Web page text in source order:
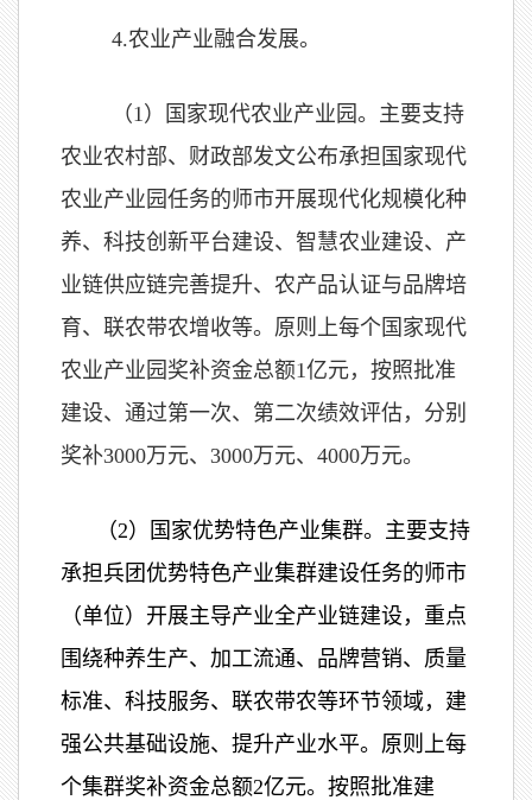
4.农业产业融合发展。
（1）国家现代农业产业园。主要支持
农业农村部、财政部发文公布承担国家现代
农业产业园任务的师市开展现代化规模化种
养、科技创新平台建设、智慧农业建设、产
业链供应链完善提升、农产品认证与品牌培
育、联农带农增收等。原则上每个国家现代
农业产业园奖补资金总额1亿元，按照批准
建设、通过第一次、第二次绩效评估，分别
奖补3000万元、 3000万元、 4000万元。
（2）国家优势特色产业集群。主要支持
承担兵团优势特色产业集群建设任务的师市
（单位）开展主导产业全产业链建设，重点
围绕种养生产、加工流通、品牌营销、质量
标准、科技服务、联农带农等环节领域，建
强公共基础设施、提升产业水平。原则上每
个集群奖补资金总额2亿元。按照批准建